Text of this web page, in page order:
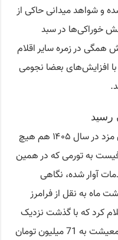
و شواهد میدانی حاکی از
خوراکی‌ها در سبد
در زمره سایر اقلام
افزایش‌های بعضا نجومی
برای اینکه دریابیم افزایش ۶۰ درصدی مزد در سال ۱۴۰۵ هم هیچ
به تورمی که در همین
آوار شده، نگاهی
ایلنا روز ۱۵ اردیبهشت ماه به نقل از فرامرز
کرد که با گذشت نزدیک
به ۴۰ روز از آغاز سال جدید، نرخ سبد معیشت به 71 میلیون تومان